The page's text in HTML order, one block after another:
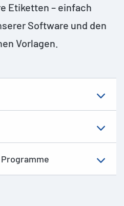
Etiketten – einfach
Software und den
Vorlagen.